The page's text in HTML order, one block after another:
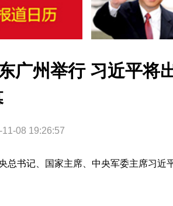
广州举行 习近平将
08 19:26:57
书记、国家主席、中央军委主席习近